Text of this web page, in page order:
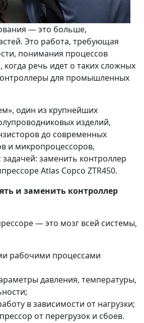
— это больше,
Это работа, требующая
понимания процессов
речь идет о таких сложных
для промышленных
один из крупнейших
изделий,
до современных
и микропроцессоров,
заменить контроллер
Atlas Copco ZTR450.
и заменить контроллер
— это мозг всей системы,
рабочими процессами
давления, температуры,
в зависимости от нагрузки;
от перегрузок и сбоев.